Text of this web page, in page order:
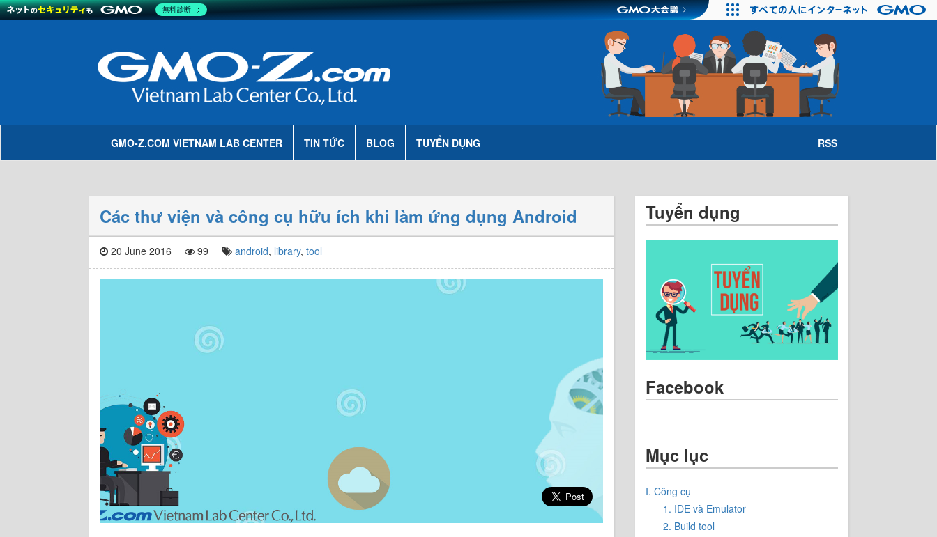
GMO-Z.COM VIETNAM LAB CENTER TIN TỨC BLOG TUYỂN DỤNG RSS
Các thư viện và công cụ hữu ích khi làm ứng dụng Android
20 June 2016 99 android, library, tool
Tuyển dụng
Facebook
Mục lục
I. Công cụ
1. IDE và Emulator
2. Build tool
無料診断